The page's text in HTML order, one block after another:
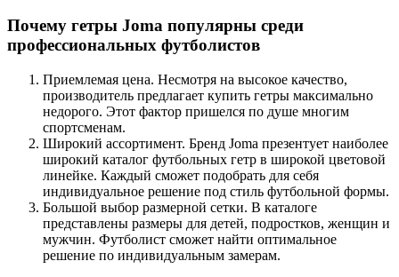
Почему гетры Joma популярны среди
профессиональных футболистов
Приемлемая цена. Несмотря на высокое качество,
производитель предлагает купить гетры максимально
недорого. Этот фактор пришелся по душе многим
спортсменам.
Широкий ассортимент. Бренд Joma презентует наиболее
широкий каталог футбольных гетр в широкой цветовой
линейке. Каждый сможет подобрать для себя
индивидуальное решение под стиль футбольной формы.
Большой выбор размерной сетки. В каталоге
представлены размеры для детей, подростков, женщин и
мужчин. Футболист сможет найти оптимальное
решение по индивидуальным замерам.